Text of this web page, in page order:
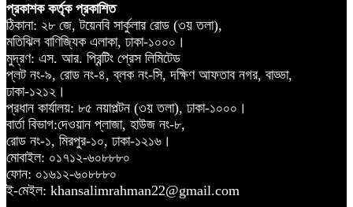
প্রকাশক কর্তৃক প্রকাশিত
ঠিকানা: ২৮ জে, টয়েনবি সার্কুলার রোড (৩য় তলা),
মতিঝিল বাণিজ্যিক এলাকা, ঢাকা-১০০০।
মুদ্রণ: এস. আর. প্রিন্টিং প্রেস লিমিটেড
প্লট নং-৯, রোড নং-৪, ব্লক নং-সি, দক্ষিণ আফতাব নগর, বাড্ডা,
ঢাকা-১২১২।
প্রধান কার্যালয়: ৮৫ নয়াপল্টন (৩য় তলা), ঢাকা-১০০০।
বার্তা বিভাগ:দেওয়ান প্লাজা, হাউজ নং-৮,
রোড নং-১, মিরপুর-১০, ঢাকা-১২১৬।
মোবাইল: ০১৭১২-৬০৮৮৮০
ফোন: ০১৬১২-৬০৮৮৮০
ই-মেইল: khansalimrahman22@gmail.com